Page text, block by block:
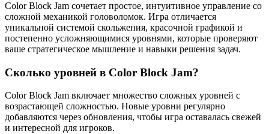
Color Block Jam сочетает простое, интуитивное управление со
сложной механикой головоломок. Игра отличается
уникальной системой скольжения, красочной графикой и
постепенно усложняющимися уровнями, которые проверяют
ваше стратегическое мышление и навыки решения задач.
Сколько уровней в Color Block Jam?
Color Block Jam включает множество сложных уровней с
возрастающей сложностью. Новые уровни регулярно
добавляются через обновления, чтобы игра оставалась свежей
и интересной для игроков.